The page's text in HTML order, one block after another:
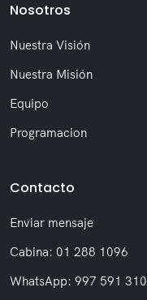
Nosotros
Nuestra Visión
Nuestra Misión
Equipo
Programacion
Contacto
Enviar mensaje
Cabina: 01 288 1096
WhatsApp: 997 591 310